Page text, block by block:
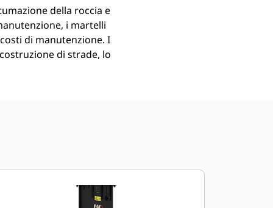
della roccia e
i martelli
di manutenzione. I
di strade, lo